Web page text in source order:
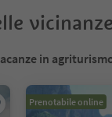
vicinanze
in
Prenotabile online